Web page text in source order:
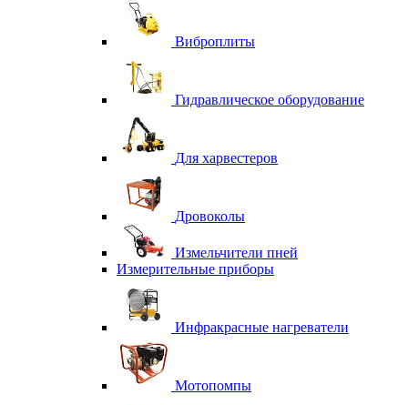
Виброплиты
Гидравлическое оборудование
Для харвестеров
Дровоколы
Измельчители пней
Измерительные приборы
Инфракрасные нагреватели
Мотопомпы